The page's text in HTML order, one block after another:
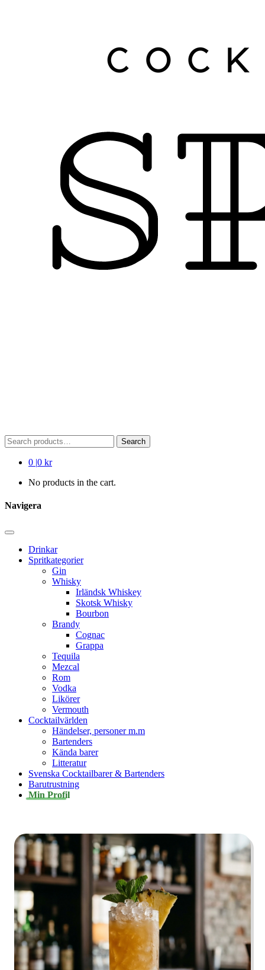
Search
for:
Search
0 |0 kr
No products in the cart.
Navigera
Drinkar
Spritkategorier
Gin
Whisky
Irländsk Whiskey
Skotsk Whisky
Bourbon
Brandy
Cognac
Grappa
Tequila
Mezcal
Rom
Vodka
Likörer
Vermouth
Cocktailvärlden
Händelser, personer m.m
Bartenders
Kända barer
Litteratur
Svenska Cocktailbarer & Bartenders
Barutrustning
Min Profil